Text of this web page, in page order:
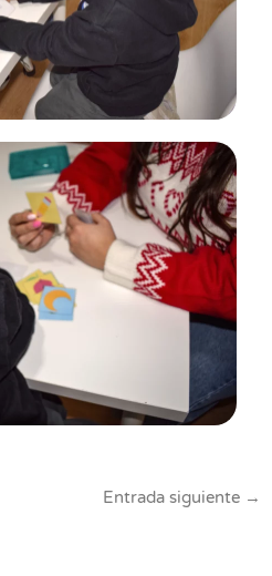
Entrada siguiente →